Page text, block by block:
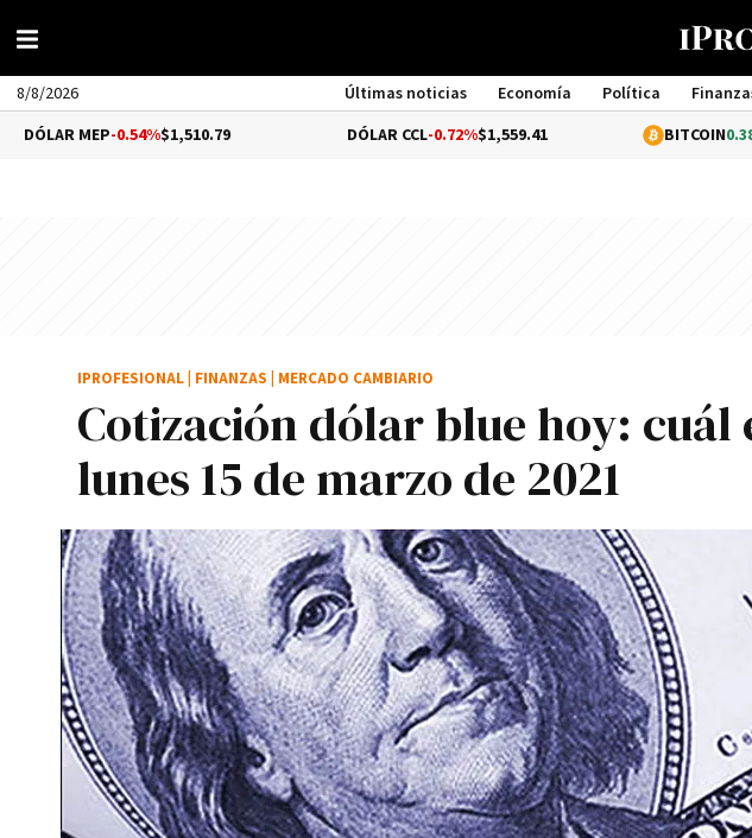
8/8/2026 Últimas noticias Economía Política
-0.54%$1,510.79 -0.72%$1,559.41 0.38%$64,788.67
Cotización dólar blue hoy: cuál
lunes 15 de marzo de 2021
IPROFESIONAL FINANZAS MERCADO CAMBIARIO